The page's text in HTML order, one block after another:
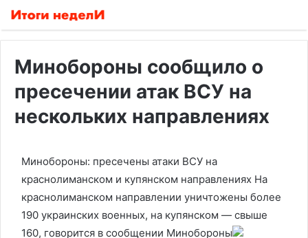
Минобороны сообщило о
пресечении атак ВСУ на
нескольких направлениях
Минобороны: пресечены атаки ВСУ на
краснолиманском и купянском направлениях На
краснолиманском направлении уничтожены более
190 украинских военных, на купянском — свыше
160, говорится в сообщении Минобороны